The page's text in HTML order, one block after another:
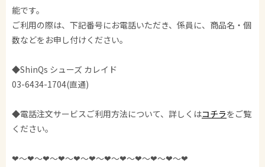
能です。
ご利用の際は、下記番号にお電話いただき、係員に、商品名・個
数などをお申し付けください。
◆ShinQs シューズ カレイド
03-6434-1704(直通)
◆電話注文サービスご利用方法について、詳しくはコチラをご覧
ください。
❤︎〜❤︎〜❤︎〜❤︎〜❤︎〜❤︎〜❤︎〜❤︎〜❤︎〜❤︎〜❤︎〜❤︎